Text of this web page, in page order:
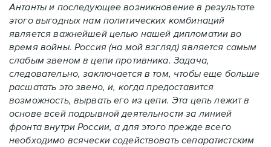
Антанты и последующее возникновение в результате
этого выгодных нам политических комбинаций
является важнейшей целью нашей дипломатии во
время войны. Россия (на мой взгляд) является самым
слабым звеном в цепи противника. Задача,
следовательно, заключается в том, чтобы еще больше
расшатать это звено, и, когда предоставится
возможность, вырвать его из цепи. Эта цепь лежит в
основе всей подрывной деятельности за линией
фронта внутри России, а для этого прежде всего
необходимо всячески содействовать сепаратистским